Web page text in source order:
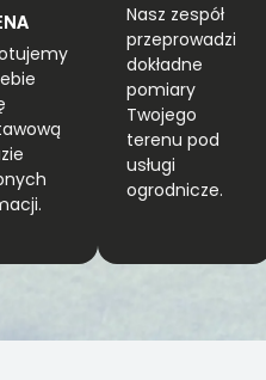
Nasz zespół
przeprowadzi
dokładne
pomiary
Twojego
terenu pod
usługi
ogrodnicze.